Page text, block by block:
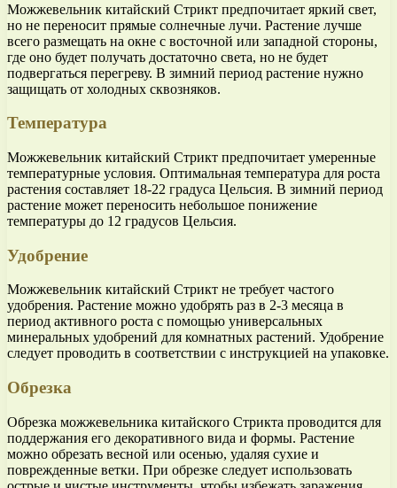
Можжевельник китайский Стрикт предпочитает яркий свет,
но не переносит прямые солнечные лучи. Растение лучше
всего размещать на окне с восточной или западной стороны,
где оно будет получать достаточно света, но не будет
подвергаться перегреву. В зимний период растение нужно
защищать от холодных сквозняков.
Температура
Можжевельник китайский Стрикт предпочитает умеренные
температурные условия. Оптимальная температура для роста
растения составляет 18-22 градуса Цельсия. В зимний период
растение может переносить небольшое понижение
температуры до 12 градусов Цельсия.
Удобрение
Можжевельник китайский Стрикт не требует частого
удобрения. Растение можно удобрять раз в 2-3 месяца в
период активного роста с помощью универсальных
минеральных удобрений для комнатных растений. Удобрение
следует проводить в соответствии с инструкцией на упаковке.
Обрезка
Обрезка можжевельника китайского Стрикта проводится для
поддержания его декоративного вида и формы. Растение
можно обрезать весной или осенью, удаляя сухие и
поврежденные ветки. При обрезке следует использовать